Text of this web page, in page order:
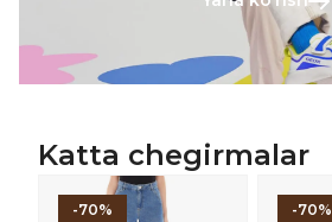
Katta chegirmalar
-70% -70%